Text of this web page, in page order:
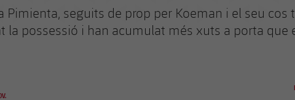
Pimienta, seguits de prop per Koeman i el seu cos
la possessió i han acumulat més xuts a porta que